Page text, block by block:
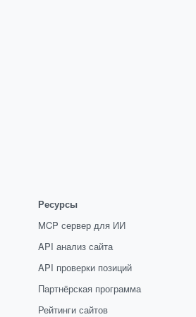
Ресурсы
MCP сервер для ИИ
API анализ сайта
API проверки позиций
Партнёрская программа
Рейтинги сайтов